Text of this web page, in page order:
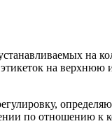
на
этикеток на
по отношению к